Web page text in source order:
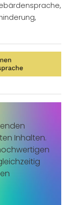
,
,
Inhalten.